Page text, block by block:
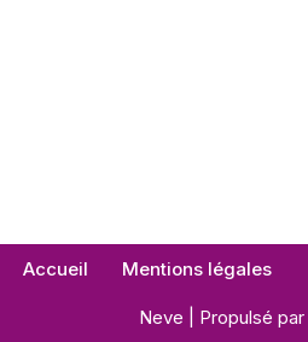
Accueil Mentions légales
Neve | Propulsé par